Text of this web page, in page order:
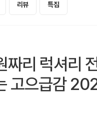
리뷰 특집
리 럭셔리
고으급감